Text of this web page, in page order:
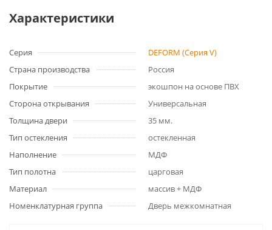
Характеристики
Серия
DEFORM (Серия V)
Страна производства
Россия
Покрытие
экошпон на основе ПВХ
Сторона открывания
Универсальная
Толщина двери
35 мм.
Тип остекления
остекленная
Наполнение
МДФ
Тип полотна
царговая
Материал
массив + МДФ
Номенклатурная группа
Дверь межкомнатная